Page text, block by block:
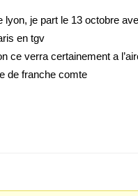
lyon, je part le 13 octobre
en tgv
ce verra certainement a
de franche comte